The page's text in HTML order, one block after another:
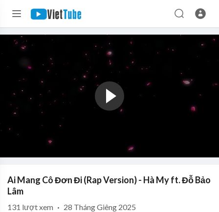
Ai Mang Cô Đơn Đi (Rap Version) - Hà My ft. Đỗ Bảo
Lâm
131 lượt xem · 28 Tháng Giêng 2025